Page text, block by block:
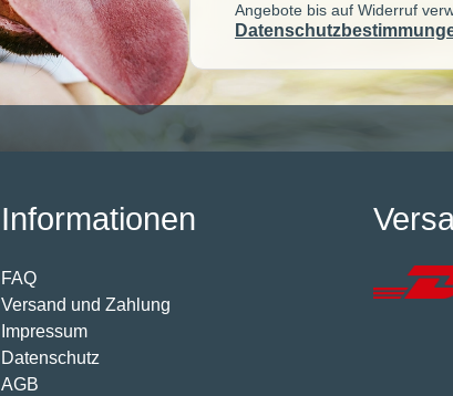
Angebote bis auf Widerruf
Informationen
FAQ
Versand und Zahlung
Impressum
Datenschutz
AGB